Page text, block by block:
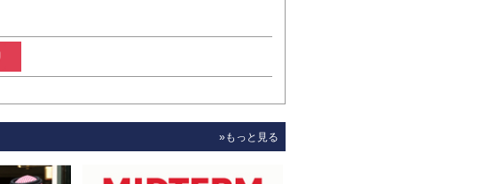
»もっと見る